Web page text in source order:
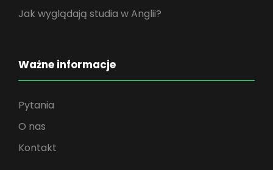
Jak wyglądają studia w Anglii?
Ważne informacje
Pytania
O nas
Kontakt